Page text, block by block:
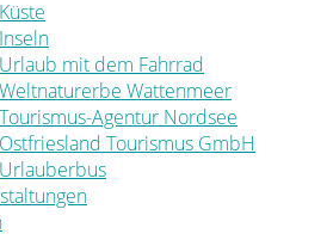
Küste
Inseln
Urlaub mit dem Fahrrad
Weltnaturerbe Wattenmeer
Tourismus-Agentur Nordsee
Ostfriesland Tourismus GmbH
Urlauberbus